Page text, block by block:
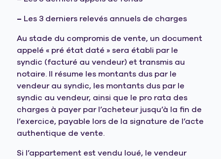
– Les 3 derniers relevés annuels de charges
Au stade du compromis de vente, un document
appelé « pré état daté » sera établi par le
syndic (facturé au vendeur) et transmis au
notaire. Il résume les montants dus par le
vendeur au syndic, les montants dus par le
syndic au vendeur, ainsi que le pro rata des
charges à payer par l’acheteur jusqu’à la fin de
l’exercice, payable lors de la signature de l’acte
authentique de vente.
Si l’appartement est vendu loué, le vendeur